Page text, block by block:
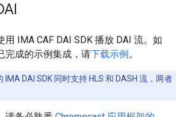
IMA CAF DAI SDK 播放 DAI 流。如
完成的示例集成，请下载示例。
IMA DAI SDK 同时支持 HLS 和 DASH 流，两者